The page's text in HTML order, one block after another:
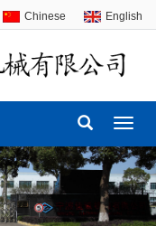
Chinese English
导
航
菜
单